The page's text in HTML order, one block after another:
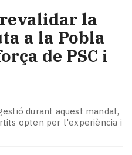
la
a la Pobla
de PSC i
durant aquest mandat,
opten per l'experiència i